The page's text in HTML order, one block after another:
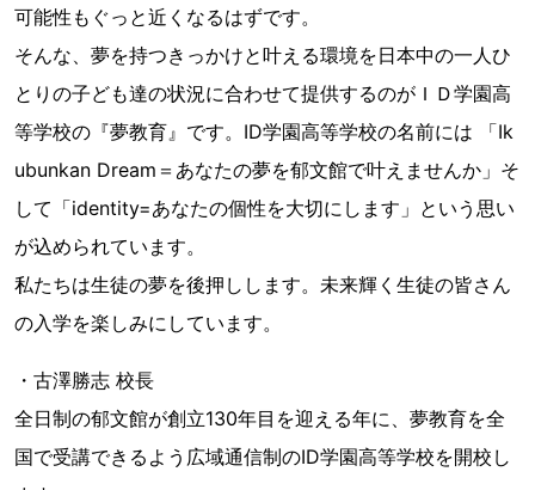
可能性もぐっと近くなるはずです。
そんな、夢を持つきっかけと叶える環境を日本中の一人ひ
とりの子ども達の状況に合わせて提供するのがＩＤ学園高
等学校の『夢教育』です。ID学園高等学校の名前には 「Ik
ubunkan Dream＝あなたの夢を郁文館で叶えませんか」そ
して「identity=あなたの個性を大切にします」という思い
が込められています。
私たちは生徒の夢を後押しします。未来輝く生徒の皆さん
の入学を楽しみにしています。
・古澤勝志 校長
全日制の郁文館が創立130年目を迎える年に、夢教育を全
国で受講できるよう広域通信制のID学園高等学校を開校し